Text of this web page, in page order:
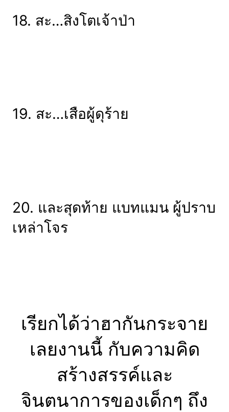
18. สะ…สิงโตเจ้าป่า
19. สะ…เสือผู้ดุร้าย
20. และสุดท้าย แบทแมน ผู้ปราบ
เหล่าโจร
เรียกได้ว่าฮากันกระจาย
เลยงานนี้ กับความคิด
สร้างสรรค์และ
จินตนาการของเด็กๆ ถึง